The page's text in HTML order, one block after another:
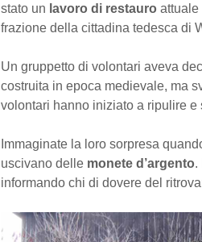
stato un lavoro di restauro attuale
frazione della cittadina tedesca di
Un gruppetto di volontari aveva
costruita in epoca medievale, ma
volontari hanno iniziato a ripulire e
Immaginate la loro sorpresa
uscivano delle monete d’argento.
informando chi di dovere del